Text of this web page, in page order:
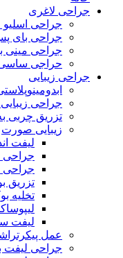
جراحی لاغری
جراحی اسلیو
جراحی بای
جراحی مینی
حراجی
جراحی زیبایی
جراحی
تزریق چربی
زیبایی صورت
لیفت
جراحی
تزریق
تخلیه
لیفت
عمل
جراحی لیفت